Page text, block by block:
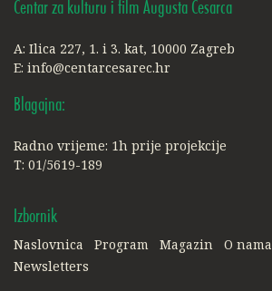
Centar za kulturu i film Augusta Cesarca
A: Ilica 227, 1. i 3. kat, 10000 Zagreb
E: info@centarcesarec.hr
Blagajna:
Radno vrijeme: 1h prije projekcije
T: 01/5619-189
Izbornik
Naslovnica Program Magazin O nama
Newsletters